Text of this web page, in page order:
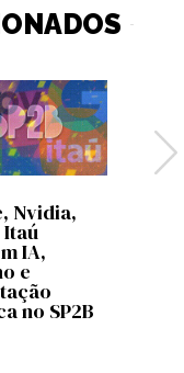
Nvidia,
Itaú
IA,
e
no SP2B